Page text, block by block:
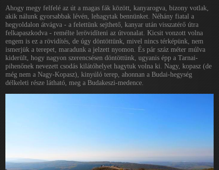
Ahogy megy felfelé az út a magas fák között, kanyarogva, bizony votlak,
akik nálunk gyorsabbak lévén, lehagytak bennünket. Néhány fiatal a
hegyoldalon átvágva - a felettünk sejthető, kanyar után visszatérő útra
felkapaszkodva - remélte lerövidíteni az útvonalat. Kicsit vonzott volna
engem is ez a rövidítés, de úgy döntöttünk, mivel nincs térképünk, nem
ismerjük a terepet, maradunk a jelzett nyomon. És pár száz méter múlva
kiderült, hogy nagyon szerencsésen döntöttünk, ugyanis épp a Tarnai-
pihenőnek nevezett csodás kilátóhelyet hagytuk volna ki. Nagy, kopasz (de
még nem a Nagy-Kopasz), kinyúló terep, ahonnan a Budai-hegység
délkeleti része látható, meg a Budakeszi-medence.